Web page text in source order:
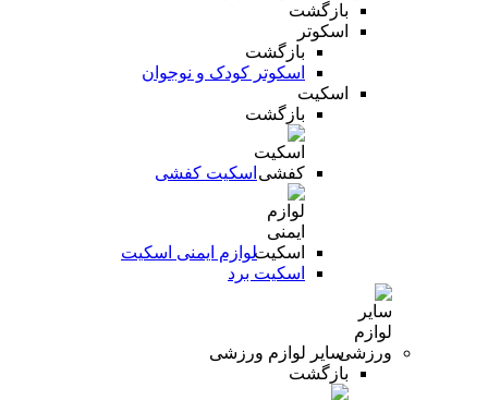
بازگشت
اسکوتر
بازگشت
اسکوتر کودک و نوجوان
اسکیت
بازگشت
اسکیت کفشی
لوازم ایمنی اسکیت
اسکیت برد
سایر لوازم ورزشی
بازگشت